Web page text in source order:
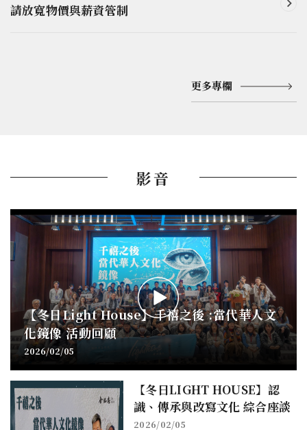
請放寬物價與薪資管制
更多專欄
影音
【冬日Light House】千禧之後 :當代華人文
化鏡像 活動回顧
2026/02/05
【冬日LIGHT HOUSE】認
識、傳承與改寫文化 綜合座談
2026/02/05